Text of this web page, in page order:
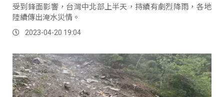
受到鋒面影響，台灣中北部上半天，持續有劇烈降雨，各地
陸續傳出淹水災情。
2023-04-20 19:04